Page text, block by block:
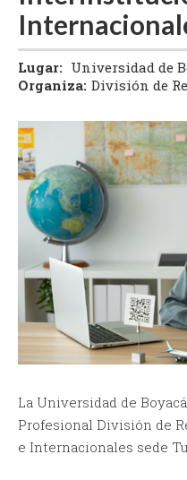
Lugar: Universidad de
Organiza: División de
La Universidad de
Profesional División de
e Internacionales sede